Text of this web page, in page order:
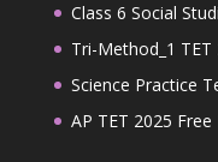
Class 6 Social
Tri-Method_1 TET
Science Practice
AP TET 2025